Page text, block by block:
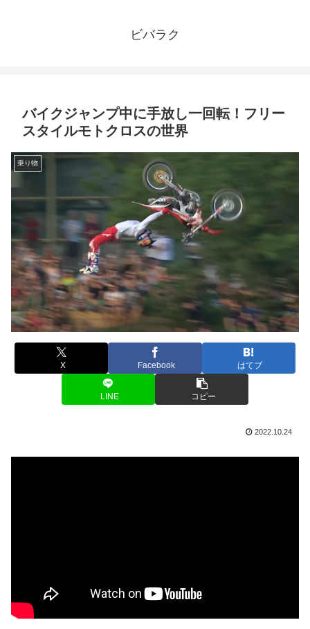
ビバラク
バイクジャンプ中に手放し一回転！フリー
スタイルモトクロスの世界
乗り物
X Facebook はてブ
LINE コピー
2022.10.24